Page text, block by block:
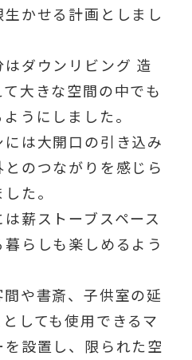
かせる計画としまし
ダウンリビング 造
大きな空間の中でも
うにしました。
は大開口の引き込み
のつながりを感じら
た。
薪ストーブスペース
らしも楽しめるよう
や書斎、子供室の延
しても使用できるマ
設置し、限られた空